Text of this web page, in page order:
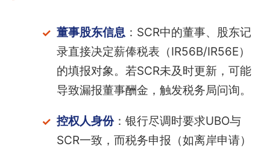
董事股东信息：SCR中的董事、股东记
录直接决定薪俸税表（IR56B/IR56E）
的填报对象。若SCR未及时更新，可能
导致漏报董事酬金，触发税务局问询。
控权人身份：银行尽调时要求UBO与
SCR一致，而税务申报（如离岸申请）